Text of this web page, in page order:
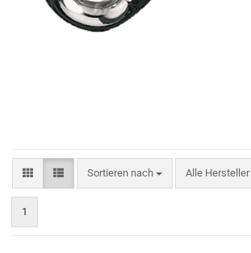
Sortieren nach
Sortieren nach Alle Hersteller
1